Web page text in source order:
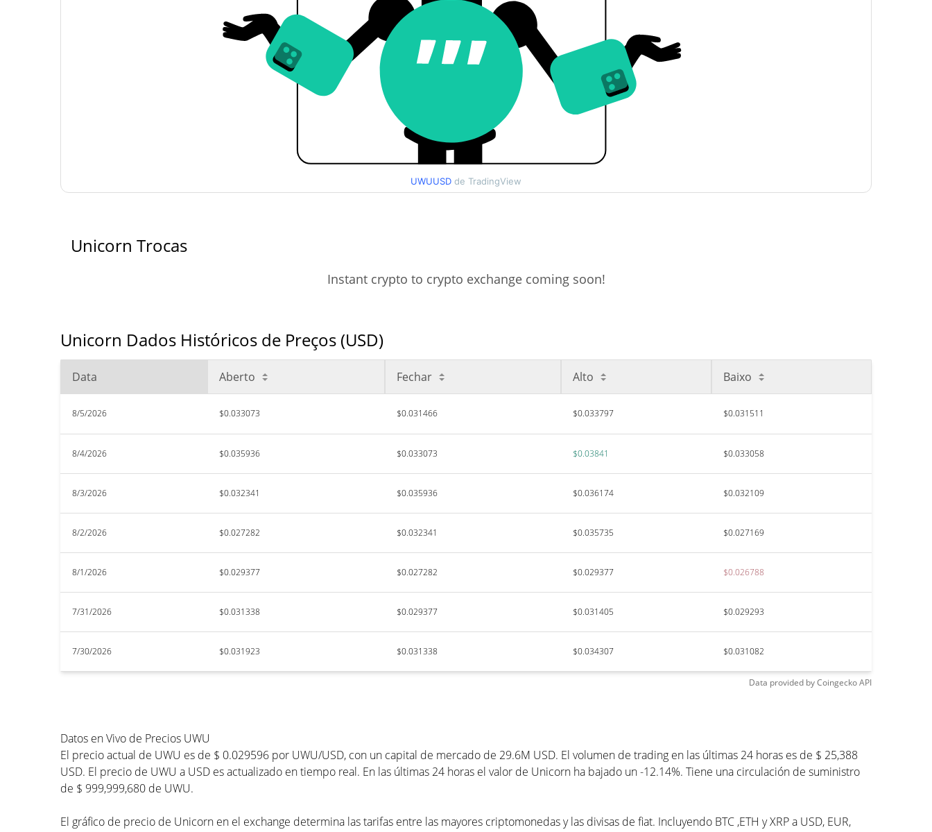
UWUUSD de TradingView
Unicorn Trocas
Instant crypto to crypto exchange coming soon!
Unicorn Dados Históricos de Preços (USD)
Data Aberto Fechar Alto Baixo
8/5/2026 $0.033073 $0.031466 $0.033797 $0.031511
8/4/2026 $0.035936 $0.033073 $0.03841 $0.033058
8/3/2026 $0.032341 $0.035936 $0.036174 $0.032109
8/2/2026 $0.027282 $0.032341 $0.035735 $0.027169
8/1/2026 $0.029377 $0.027282 $0.029377 $0.026788
7/31/2026 $0.031338 $0.029377 $0.031405 $0.029293
7/30/2026 $0.031923 $0.031338 $0.034307 $0.031082
Data provided byCoingeckoAPI
Datos en Vivo de Precios UWU
El precio actual de UWU es de $ 0.029596 por UWU/USD, con un capital de mercado de 29.6M USD. El volumen de trading en las últimas 24 horas es de $ 25,388
USD. El precio de UWU a USD es actualizado en tiempo real. En las últimas 24 horas el valor de Unicorn ha bajado un -12.14%. Tiene una circulación de suministro
de $ 999,999,680 de UWU.
El gráfico de precio de Unicorn en el exchange determina las tarifas entre las mayores criptomonedas y las divisas de fiat. Incluyendo BTC ,ETH y XRP a USD, EUR,